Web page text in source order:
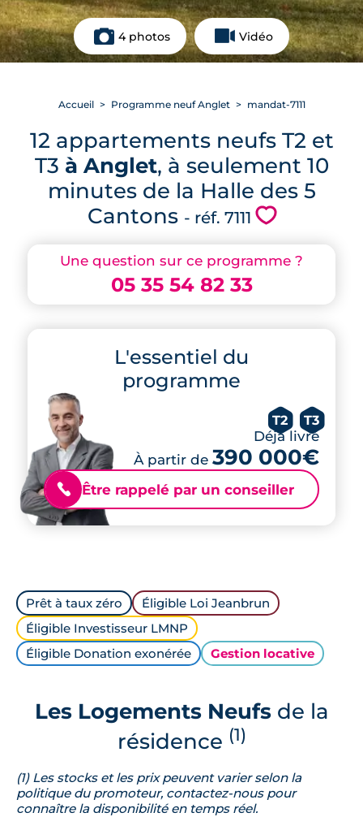
4 photos Vidéo
Une question sur ce programme ?
05 35 54 82 33
L'essentiel du
programme
T2 T3
Déjà livré
À partir de 390 000€
📞 Être rappelé par un conseiller
Accueil Programme neuf Anglet mandat-7111
12 appartements neufs T2 et
T3 à Anglet, à seulement 10
minutes de la Halle des 5
Cantons - réf. 7111 💗
Prêt à taux zéro
Éligible Loi Jeanbrun
Éligible Investisseur LMNP
Éligible Donation exonérée
Gestion locative
Les Logements Neufsde la
résidence (1)
(1) Les stocks et les prix peuvent varier selon la
politique du promoteur, contactez-nous pour
connaître la disponibilité en temps réel.